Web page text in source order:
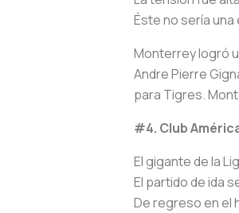
Éste no sería
Monterrey logró
Andre Pierre
para Tigres.
#4. Club
El gigante de la
El partido de ida
De regreso en el